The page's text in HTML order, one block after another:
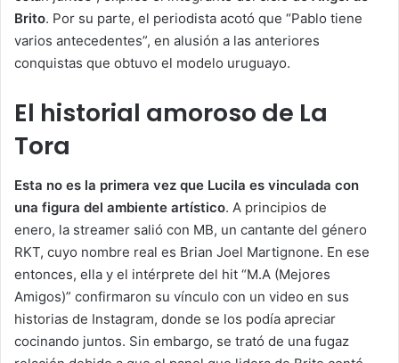
Brito. Por su parte, el periodista acotó que “Pablo tiene
varios antecedentes”, en alusión a las anteriores
conquistas que obtuvo el modelo uruguayo.
El historial amoroso de La
Tora
Esta no es la primera vez que Lucila es vinculada con
una figura del ambiente artístico. A principios de
enero, la streamer salió con MB, un cantante del género
RKT, cuyo nombre real es Brian Joel Martignone. En ese
entonces, ella y el intérprete del hit “M.A (Mejores
Amigos)” confirmaron su vínculo con un video en sus
historias de Instagram, donde se los podía apreciar
cocinando juntos. Sin embargo, se trató de una fugaz